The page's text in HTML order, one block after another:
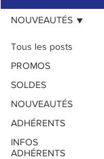
Tous les posts
PROMOS
SOLDES
NOUVEAUTÉS
ADHÉRENTS
INFOS
ADHÉRENTS
NOUVEAUTÉS